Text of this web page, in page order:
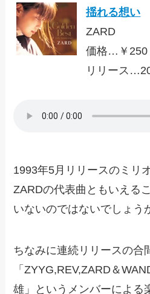
揺れる想い
ZARD
価格…￥250
リリース
1993年5月リリースのミリ
ZARDの代表曲ともいえる
いないのではないでしょう
ちなみに連続リリースの合
「ZYYG,REV,ZARD＆
雄」というメンバーによる